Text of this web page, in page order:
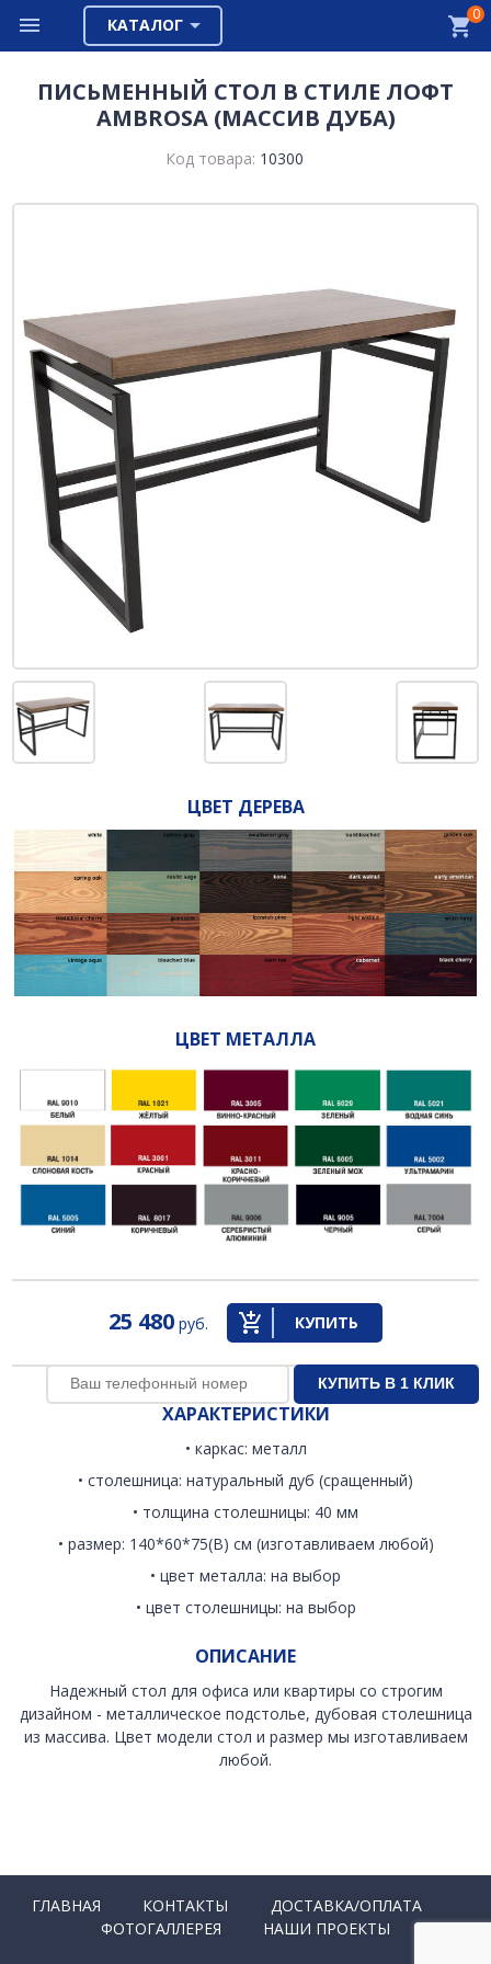
КАТАЛОГ
0
ПИСЬМЕННЫЙ СТОЛ В СТИЛЕ ЛОФТ
AMBROSA (МАССИВ ДУБА)
Код товара: 10300
ЦВЕТ ДЕРЕВА
ЦВЕТ МЕТАЛЛА
25 480 руб. КУПИТЬ
ХАРАКТЕРИСТИКИ
• каркас: металл
• столешница: натуральный дуб (сращенный)
• толщина столешницы: 40 мм
• размер: 140*60*75(В) см (изготавливаем любой)
• цвет металла: на выбор
• цвет столешницы: на выбор
ОПИСАНИЕ
Надежный стол для офиса или квартиры со строгим
дизайном - металлическое подстолье, дубовая столешница
из массива. Цвет модели стол и размер мы изготавливаем
любой.
ГЛАВНАЯ КОНТАКТЫ
ДОСТАВКА/ОПЛАТА
ФОТОГАЛЛЕРЕЯ
НАШИ ПРОЕКТЫ